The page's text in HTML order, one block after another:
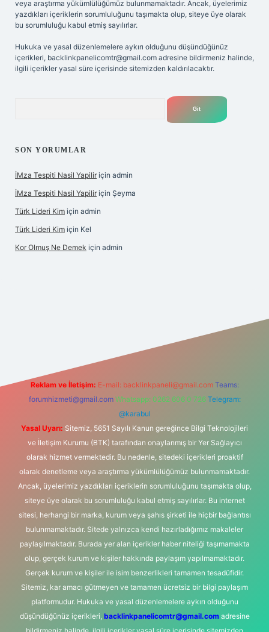
veya araştırma yükümlülüğümüz bulunmamaktadır. Ancak, üyelerimiz
yazdıkları içeriklerin sorumluluğunu taşımakta olup, siteye üye olarak
bu sorumluluğu kabul etmiş sayılırlar.
Hukuka ve yasal düzenlemelere aykırı olduğunu düşündüğünüz
içerikleri, backlinkpanelicomtr@gmail.com adresine bildirmeniz halinde,
ilgili içerikler yasal süre içerisinde sitemizden kaldırılacaktır.
SON YORUMLAR
İMza Tespiti Nasil Yapilir için admin
İMza Tespiti Nasil Yapilir için Şeyma
Türk Lideri Kim için admin
Türk Lideri Kim için Kel
Kor Olmuş Ne Demek için admin
Reklam ve İletişim: E-mail: backlinkpaneli@gmail.com Teams:
forumhizmeti@gmail.com Whatsapp: 0262 606 0 726 Telegram:
@karabul
Yasal Uyarı: Sitemiz, 5651 Sayılı Kanun gereğince Bilgi Teknolojileri
ve İletişim Kurumu (BTK) tarafından onaylanmış bir Yer Sağlayıcı
olarak hizmet vermektedir. Bu nedenle, sitedeki içerikleri proaktif
olarak denetleme veya araştırma yükümlülüğümüz bulunmamaktadır.
Ancak, üyelerimiz yazdıkları içeriklerin sorumluluğunu taşımakta olup,
siteye üye olarak bu sorumluluğu kabul etmiş sayılırlar. Bu internet
sitesi, herhangi bir marka, kurum veya şahıs şirketi ile hiçbir bağlantısı
bulunmamaktadır. Sitede yalnızca kendi hazırladığımız makaleler
paylaşılmaktadır. Burada yer alan içerikler haber niteliği taşımamakta
olup, gerçek kurum ve kişiler hakkında paylaşım yapılmamaktadır.
Gerçek kurum ve kişiler ile isim benzerlikleri tamamen tesadüfidir.
Sitemiz, kar amacı gütmeyen ve tamamen ücretsiz bir bilgi paylaşım
platformudur. Hukuka ve yasal düzenlemelere aykırı olduğunu
düşündüğünüz içerikleri, backlinkpanelicomtr@gmail.comadresine